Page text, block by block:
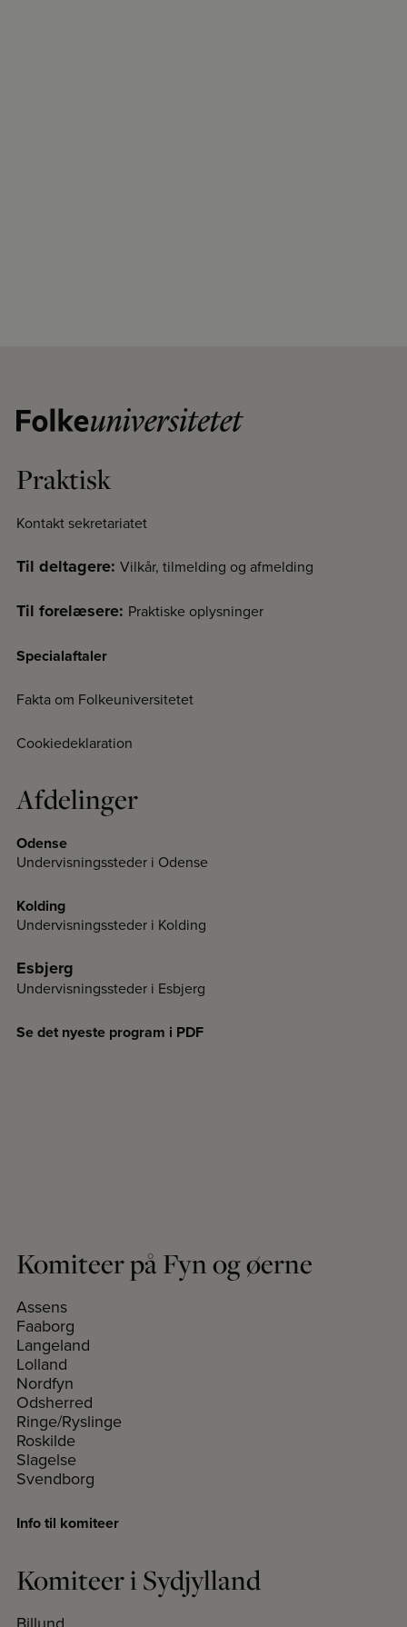
Praktisk
Kontakt sekretariatet
Til deltagere: Vilkår, tilmelding og afmelding
Til forelæsere: Praktiske oplysninger
Specialaftaler
Fakta om Folkeuniversitetet
Cookiedeklaration
Afdelinger
Odense
Undervisningssteder i Odense
Kolding
Undervisningssteder i Kolding
Esbjerg
Undervisningssteder i Esbjerg
Se det nyeste program i PDF
Komiteer på Fyn og øerne
Assens
Faaborg
Langeland
Lolland
Nordfyn
Odsherred
Ringe/Ryslinge
Roskilde
Slagelse
Svendborg
Info til komiteer
Komiteer i Sydjylland